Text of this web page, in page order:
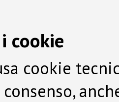
cookie
cookie